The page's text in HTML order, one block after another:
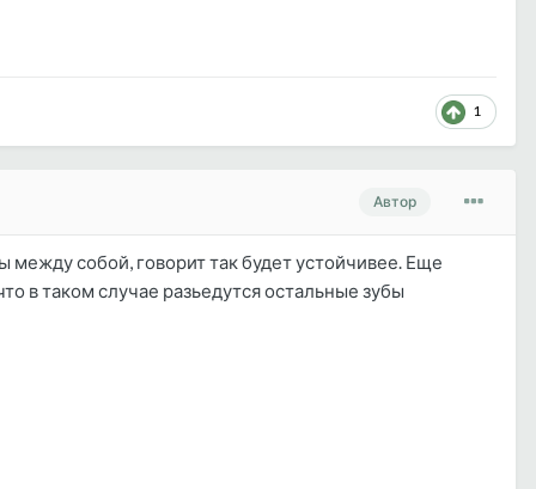
1
Автор
между собой, говорит так будет устойчивее. Еще
в таком случае разьедутся остальные зубы